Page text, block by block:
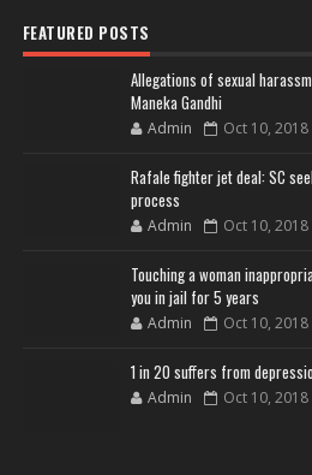
FEATURED POSTS
Allegations of sexual
Maneka Gandhi
Admin Oct 10, 2018
Rafale fighter jet deal: SC
process
Admin Oct 10, 2018
Touching a woman
you in jail for 5 years
Admin Oct 10, 2018
1 in 20 suffers from
Admin Oct 10, 2018